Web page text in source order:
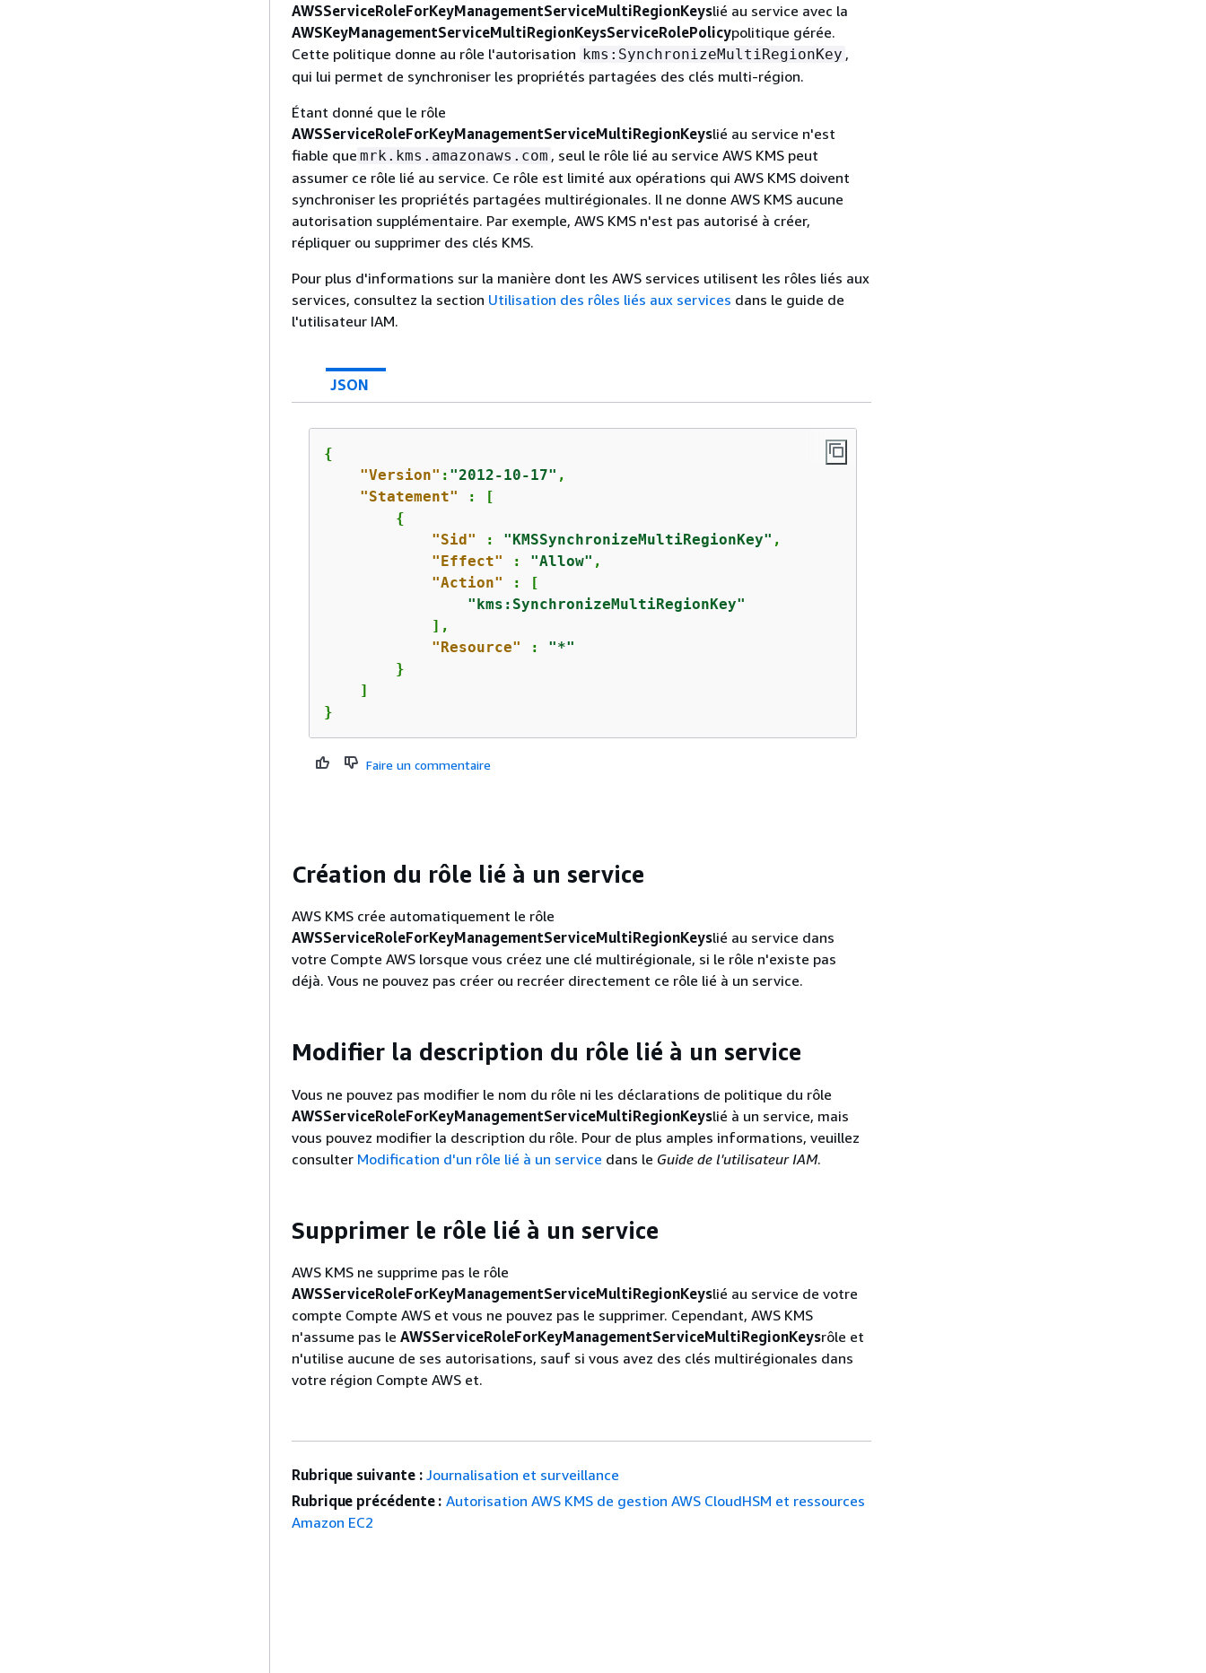
AWSServiceRoleForKeyManagementServiceMultiRegionKeyslié au service avec la
AWSKeyManagementServiceMultiRegionKeysServiceRolePolicypolitique gérée.
Cette politique donne au rôle l'autorisation kms:SynchronizeMultiRegionKey ,
qui lui permet de synchroniser les propriétés partagées des clés multi-région.
Étant donné que le rôle
AWSServiceRoleForKeyManagementServiceMultiRegionKeyslié au service n'est
fiable que mrk.kms.amazonaws.com , seul le rôle lié au service AWS KMS peut
assumer ce rôle lié au service. Ce rôle est limité aux opérations qui AWS KMS doivent
synchroniser les propriétés partagées multirégionales. Il ne donne AWS KMS aucune
autorisation supplémentaire. Par exemple, AWS KMS n'est pas autorisé à créer,
répliquer ou supprimer des clés KMS.
Pour plus d'informations sur la manière dont les AWS services utilisent les rôles liés aux
services, consultez la section Utilisation des rôles liés aux services dans le guide de
l'utilisateur IAM.
JSON
{
"Version" : "2012-10-17" ,
"Statement" : [
{
"Sid" : "KMSSynchronizeMultiRegionKey" ,
"Effect" : "Allow" ,
"Action" : [
"kms:SynchronizeMultiRegionKey"
            ],
"Resource" : "*"
        }
    ]
}
Faire un commentaire
Création du rôle lié à un service
AWS KMS crée automatiquement le rôle
AWSServiceRoleForKeyManagementServiceMultiRegionKeyslié au service dans
votre Compte AWS lorsque vous créez une clé multirégionale, si le rôle n'existe pas
déjà. Vous ne pouvez pas créer ou recréer directement ce rôle lié à un service.
Modifier la description du rôle lié à un service
Vous ne pouvez pas modifier le nom du rôle ni les déclarations de politique du rôle
AWSServiceRoleForKeyManagementServiceMultiRegionKeyslié à un service, mais
vous pouvez modifier la description du rôle. Pour de plus amples informations, veuillez
consulter Modification d'un rôle lié à un service dans le Guide de l'utilisateur IAM.
Supprimer le rôle lié à un service
AWS KMS ne supprime pas le rôle
AWSServiceRoleForKeyManagementServiceMultiRegionKeyslié au service de votre
compte Compte AWS et vous ne pouvez pas le supprimer. Cependant, AWS KMS
n'assume pas le AWSServiceRoleForKeyManagementServiceMultiRegionKeysrôle et
n'utilise aucune de ses autorisations, sauf si vous avez des clés multirégionales dans
votre région Compte AWS et.
Rubrique suivante : Journalisation et surveillance
Rubrique précédente : Autorisation AWS KMS de gestion AWS CloudHSM et ressources
Amazon EC2